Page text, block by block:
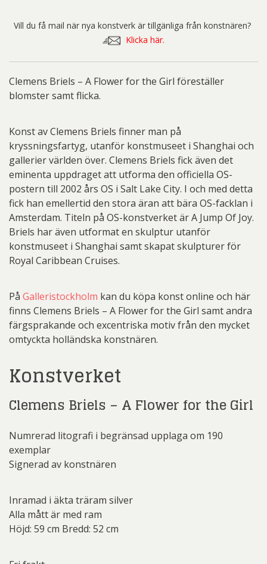
mängd
Vill du få mail när nya konstverk är tillgänliga från konstnären?
Klicka här.
Clemens Briels – A Flower for the Girl föreställer
blomster samt flicka.
Konst av Clemens Briels finner man på
kryssningsfartyg, utanför konstmuseet i Shanghai och
gallerier världen över. Clemens Briels fick även det
eminenta uppdraget att utforma den officiella OS-
postern till 2002 års OS i Salt Lake City. I och med detta
fick han emellertid den stora äran att bära OS-facklan i
Amsterdam. Titeln på OS-konstverket är A Jump Of Joy.
Briels har även utformat en skulptur utanför
konstmuseet i Shanghai samt skapat skulpturer för
Royal Caribbean Cruises.
På Galleristockholm kan du köpa konst online och här
finns Clemens Briels – A Flower for the Girl samt andra
färgsprakande och excentriska motiv från den mycket
omtyckta holländska konstnären.
Konstverket
Clemens Briels – A Flower for the Girl
Numrerad litografi i begränsad upplaga om 190
exemplar
Signerad av konstnären
Inramad i äkta träram silver
Alla mått är med ram
Höjd: 59 cm Bredd: 52 cm